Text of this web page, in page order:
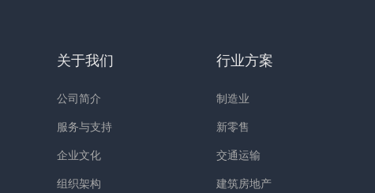
关于我们
公司简介
服务与支持
企业文化
组织架构
行业方案
制造业
新零售
交通运输
建筑房地产